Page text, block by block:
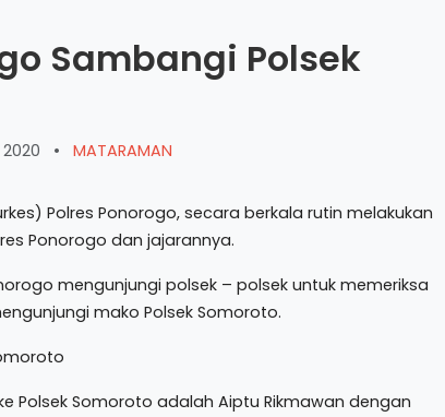
Sambangi Polsek
• MATARAMAN
Polres Ponorogo, secara berkala rutin melakukan
Ponorogo dan jajarannya.
mengunjungi polsek – polsek untuk memeriksa
mako Polsek Somoroto.
Polsek Somoroto adalah Aiptu Rikmawan dengan